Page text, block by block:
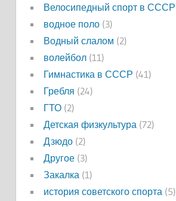
Велосипедный спорт в СССР
водное поло(3)
Водный слалом (2)
волейбол(11)
Гимнастика в СССР (41)
Гребля (24)
ГТО(2)
Детская физкультура (72)
Дзюдо(2)
Другое(3)
Закалка (1)
история советского спорта (5)